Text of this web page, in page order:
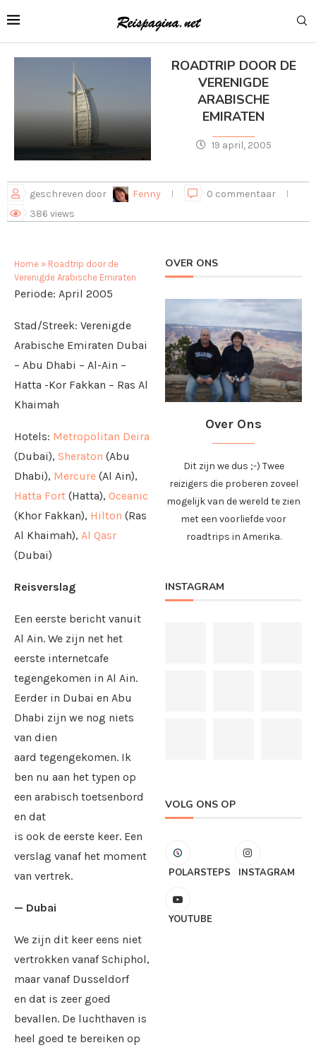
ROADTRIP DOOR DE
VERENIGDE
ARABISCHE
EMIRATEN
19 april, 2005
geschreven door Fenny
0 commentaar
386 views
Home » Roadtrip door de
Verenigde Arabische Emiraten
Periode: April 2005
Stad/Streek: Verenigde
Arabische Emiraten Dubai
– Abu Dhabi – Al-Ain –
Hatta -Kor Fakkan – Ras Al
Khaimah
Hotels: Metropolitan Deira
(Dubai), Sheraton (Abu
Dhabi), Mercure (Al Ain),
Hatta Fort (Hatta), Oceanic
(Khor Fakkan), Hilton (Ras
Al Khaimah), Al Qasr
(Dubai)
Reisverslag
Een eerste bericht vanuit
Al Ain. We zijn net het
eerste internetcafe
tegengekomen in Al Ain.
Eerder in Dubai en Abu
Dhabi zijn we nog niets
van dien
aard tegengekomen. Ik
ben nu aan het typen op
een arabisch toetsenbord
en dat
is ook de eerste keer. Een
verslag vanaf het moment
van vertrek.
— Dubai
We zijn dit keer eens niet
vertrokken vanaf Schiphol,
maar vanaf Dusseldorf
en dat is zeer goed
bevallen. De luchthaven is
heel goed te bereiken op
OVER ONS
Over Ons
Dit zijn we dus ;-) Twee
reizigers die proberen zoveel
mogelijk van de wereld te zien
met een voorliefde voor
roadtrips in Amerika.
INSTAGRAM
VOLG ONS OP
POLARSTEPS INSTAGRAM
YOUTUBE